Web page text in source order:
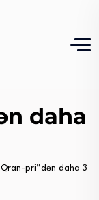
daha
Qran-pri”dən daha 3